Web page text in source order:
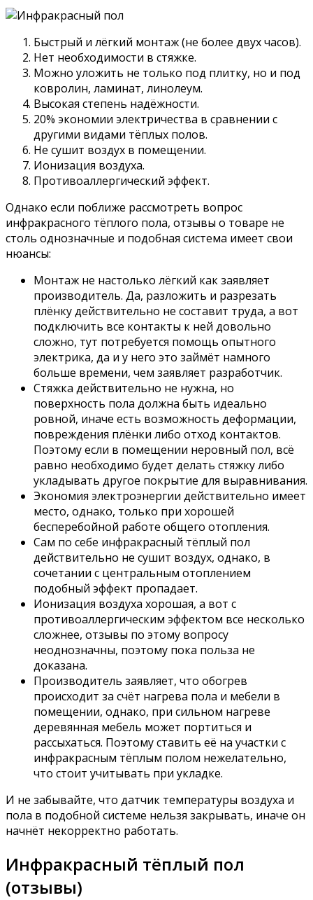
Быстрый и лёгкий монтаж (не более двух часов).
Нет необходимости в стяжке.
Можно уложить не только под плитку, но и под
ковролин, ламинат, линолеум.
Высокая степень надёжности.
20% экономии электричества в сравнении с
другими видами тёплых полов.
Не сушит воздух в помещении.
Ионизация воздуха.
Противоаллергический эффект.
Однако если поближе рассмотреть вопрос
инфракрасного тёплого пола, отзывы о товаре не
столь однозначные и подобная система имеет свои
нюансы:
Монтаж не настолько лёгкий как заявляет
производитель. Да, разложить и разрезать
плёнку действительно не составит труда, а вот
подключить все контакты к ней довольно
сложно, тут потребуется помощь опытного
электрика, да и у него это займёт намного
больше времени, чем заявляет разработчик.
Стяжка действительно не нужна, но
поверхность пола должна быть идеально
ровной, иначе есть возможность деформации,
повреждения плёнки либо отход контактов.
Поэтому если в помещении неровный пол, всё
равно необходимо будет делать стяжку либо
укладывать другое покрытие для выравнивания.
Экономия электроэнергии действительно имеет
место, однако, только при хорошей
бесперебойной работе общего отопления.
Сам по себе инфракрасный тёплый пол
действительно не сушит воздух, однако, в
сочетании с центральным отоплением
подобный эффект пропадает.
Ионизация воздуха хорошая, а вот с
противоаллергическим эффектом все несколько
сложнее, отзывы по этому вопросу
неоднозначны, поэтому пока польза не
доказана.
Производитель заявляет, что обогрев
происходит за счёт нагрева пола и мебели в
помещении, однако, при сильном нагреве
деревянная мебель может портиться и
рассыхаться. Поэтому ставить её на участки с
инфракрасным тёплым полом нежелательно,
что стоит учитывать при укладке.
И не забывайте, что датчик температуры воздуха и
пола в подобной системе нельзя закрывать, иначе он
начнёт некорректно работать.
Инфракрасный тёплый пол
(отзывы)